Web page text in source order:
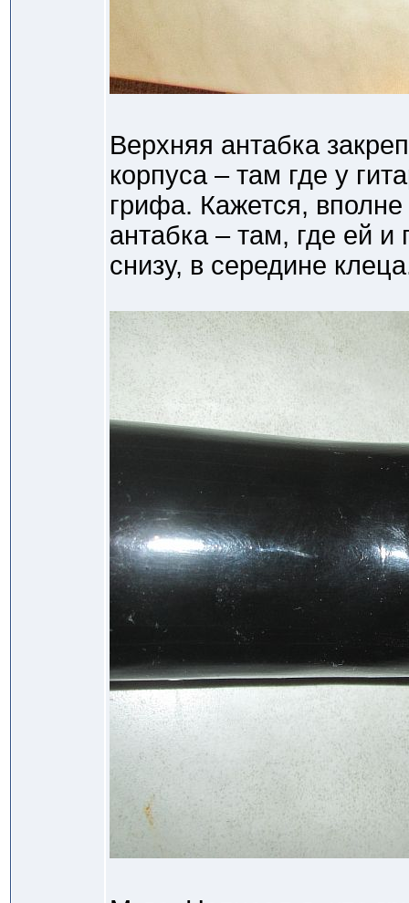
Верхняя антабка
корпуса – там где у
грифа. Кажется,
антабка – там, где ей
снизу, в середине